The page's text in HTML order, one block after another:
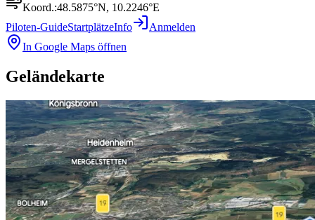
Koord.:48.5875°N, 10.2246°E
Piloten-GuideStartplätzeInfo
Anmelden
In Google Maps öffnen
Geländekarte